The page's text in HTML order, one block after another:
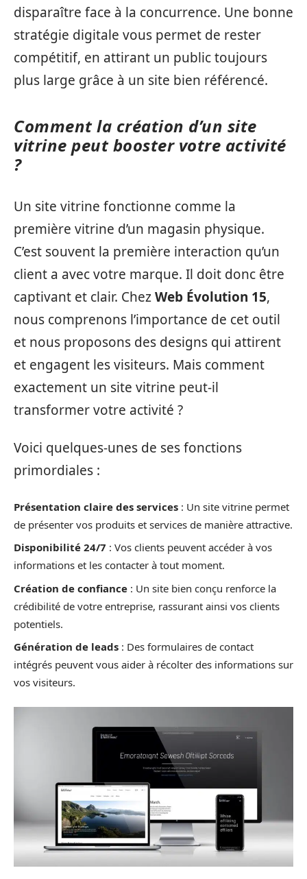
disparaître face à la concurrence. Une bonne
stratégie digitale vous permet de rester
compétitif, en attirant un public toujours
plus large grâce à un site bien référencé.
Comment la création d’un site
vitrine peut booster votre activité
?
Un site vitrine fonctionne comme la
première vitrine d’un magasin physique.
C’est souvent la première interaction qu’un
client a avec votre marque. Il doit donc être
captivant et clair. ChezWeb Évolution 15,
nous comprenons l’importance de cet outil
et nous proposons des designs qui attirent
et engagent les visiteurs. Mais comment
exactement un site vitrine peut-il
transformer votre activité ?
Voici quelques-unes de ses fonctions
primordiales :
Présentation claire des services : Un site vitrine permet
de présenter vos produits et services de manière attractive.
Disponibilité 24/7 : Vos clients peuvent accéder à vos
informations et les contacter à tout moment.
Création de confiance : Un site bien conçu renforce la
crédibilité de votre entreprise, rassurant ainsi vos clients
potentiels.
Génération de leads : Des formulaires de contact
intégrés peuvent vous aider à récolter des informations sur
vos visiteurs.